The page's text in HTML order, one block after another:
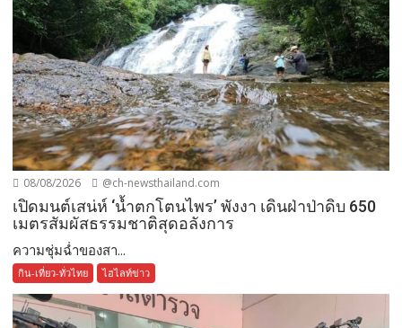
08/08/2026 @ch-newsthailand.com
เปิดมนต์เสน่ห์ ‘น้ำตกโตนไพร’ พังงา เดินฝ่าป่าดิบ 650
เมตรสัมผัสธรรมชาติสุดอลังการ
ความชุ่มฉ่ำของสา...
กิน-เที่ยว-ทั่วไทย ไฮไลท์ข่าว